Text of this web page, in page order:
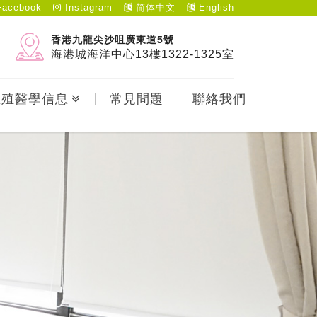
Instagram 简体中文 English
香港九龍尖沙咀廣東道5號
海港城海洋中心13樓1322-1325室
醫學信息 常見問題 聯絡我們